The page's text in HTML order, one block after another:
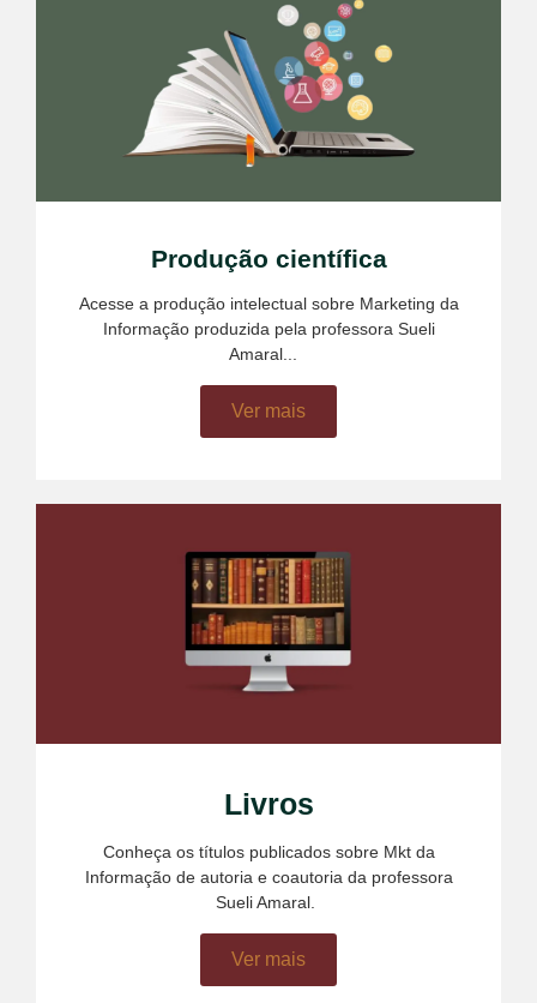
Produção científica
Acesse a produção intelectual sobre Marketing da
Informação produzida pela professora Sueli
Amaral...
Ver mais
Livros
Conheça os títulos publicados sobre Mkt da
Informação de autoria e coautoria da professora
Sueli Amaral.
Ver mais